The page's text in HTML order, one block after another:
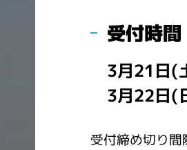
受付時間
3月21日(
3月22日(
受付締め切り間